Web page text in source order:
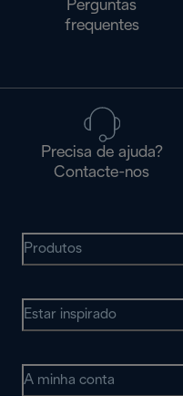
Perguntas
frequentes
Precisa de ajuda?
Contacte-nos
Produtos
Estar inspirado
A minha conta